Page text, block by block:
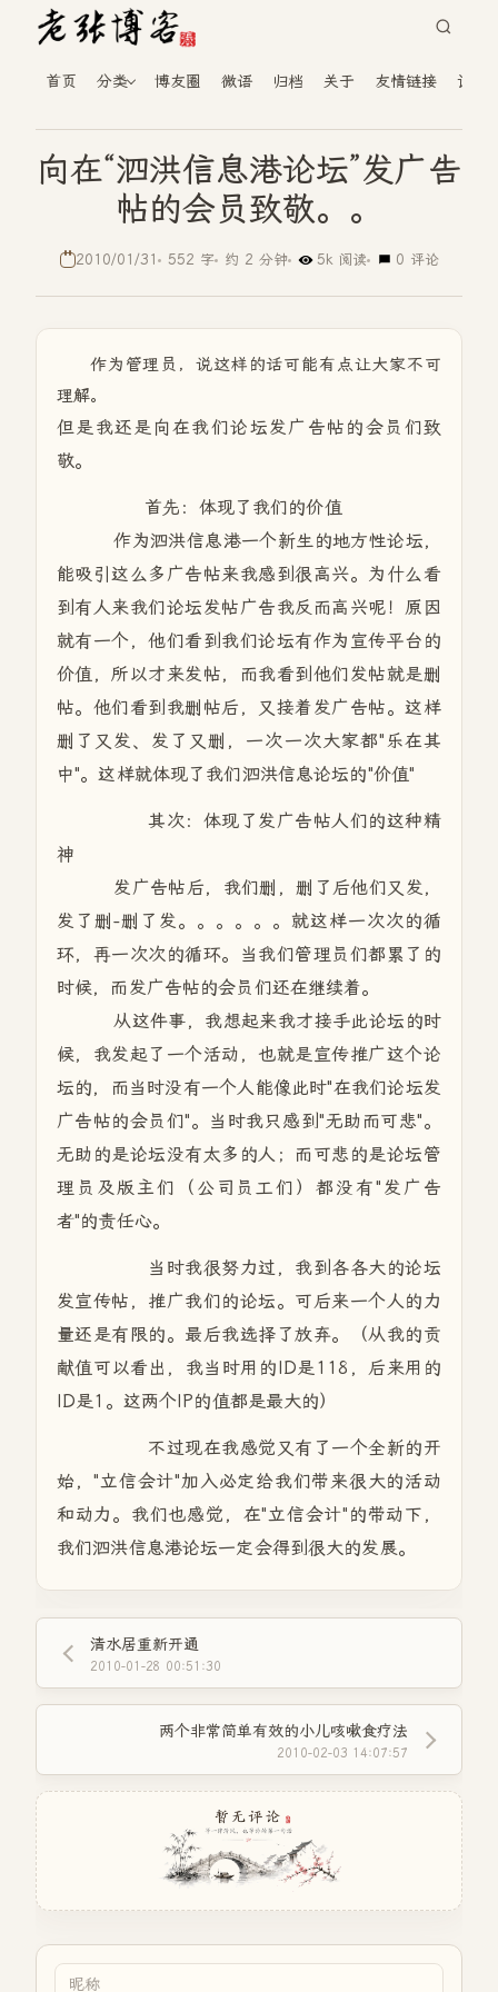
首页 分类 博友圈 微语 归档 关于 友情链接 读者
向在“泗洪信息港论坛”发广告
帖的会员致敬。。
2010/01/31 552 字 约 2 分钟 5k 阅读 0 评论
作为管理员，说这样的话可能有点让大家不可
理解。
但是我还是向在我们论坛发广告帖的会员们致
敬。
首先：体现了我们的价值
作为泗洪信息港一个新生的地方性论坛，
能吸引这么多广告帖来我感到很高兴。为什么看
到有人来我们论坛发帖广告我反而高兴呢！原因
就有一个，他们看到我们论坛有作为宣传平台的
价值，所以才来发帖，而我看到他们发帖就是删
帖。他们看到我删帖后，又接着发广告帖。这样
删了又发、发了又删，一次一次大家都"乐在其
中"。这样就体现了我们泗洪信息论坛的"价值"
其次：体现了发广告帖人们的这种精
神
发广告帖后，我们删，删了后他们又发，
发了删-删了发。。。。。。就这样一次次的循
环，再一次次的循环。当我们管理员们都累了的
时候，而发广告帖的会员们还在继续着。
从这件事，我想起来我才接手此论坛的时
候，我发起了一个活动，也就是宣传推广这个论
坛的，而当时没有一个人能像此时"在我们论坛发
广告帖的会员们"。当时我只感到"无助而可悲"。
无助的是论坛没有太多的人；而可悲的是论坛管
理员及版主们（公司员工们）都没有"发广告
者"的责任心。
当时我很努力过，我到各各大的论坛
发宣传帖，推广我们的论坛。可后来一个人的力
量还是有限的。最后我选择 了放弃。（从我的贡
献值可以看出，我当时用的ID是118，后来用的
ID是1。这两个IP的值都是最大的）
不过现在我感觉 又有了一个全新的开
始，"立信会计"加入必定给我们带来很大的活动
和动力。我们也感觉，在"立信会计"的带动下，
我们泗洪信息港论坛一定会得到很大的发展。
清水居重新开通
2010-01-28 00:51:30
两个非常简单有效的小儿咳嗽食疗法
2010-02-03 14:07:57